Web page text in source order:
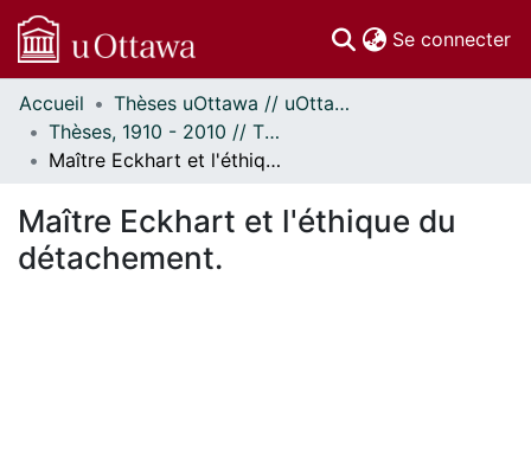
Se connecter
Communautés
et collections
Parcourir
À propos
Accueil
Thèses uOttawa // uOttawa Theses
Thèses, 1910 - 2010 // Theses, 1910 - 2010
Maître Eckhart et l'éthique du détachement.
Maître Eckhart et l'éthique du
détachement.